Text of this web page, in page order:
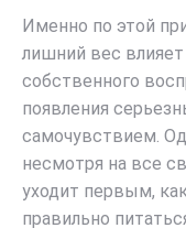
Именно по этой
лишний вес
собственного
появления
самочувствием.
несмотря на все
уходит первым,
правильно